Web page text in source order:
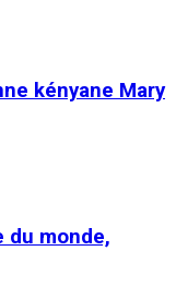
kényane Mary
du monde,